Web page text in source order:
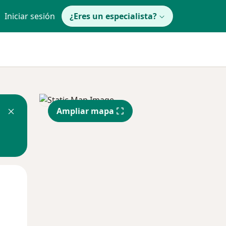
Iniciar sesión ¿Eres un especialista?
Ampliar mapa